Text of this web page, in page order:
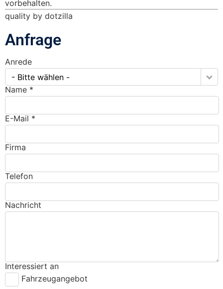
vorbehalten.
quality by dotzilla
Anfrage
Anrede
- Bitte wählen -
Name *
E-Mail *
Firma
Telefon
Nachricht
Interessiert an
Fahrzeugangebot